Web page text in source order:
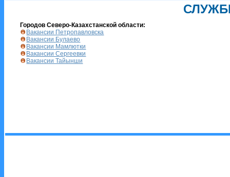
Городов Северо-Казахстанской области:
Вакансии Петропавловска
Вакансии Булаево
Вакансии Мамлютки
Вакансии Сергеевки
Вакансии Тайынши